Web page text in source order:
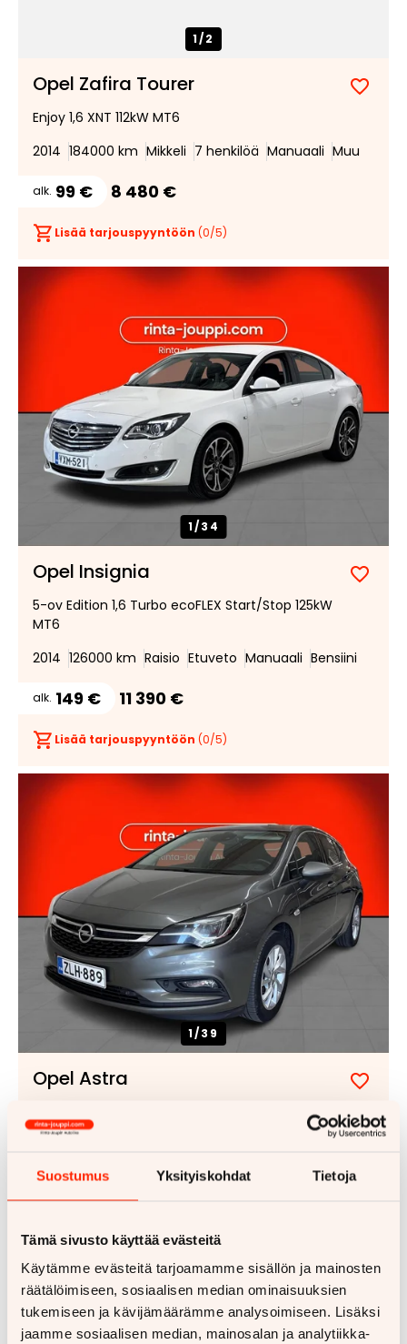
Suostumus Yksityiskohdat Tietoja
Tämä sivusto käyttää evästeitä
Käytämme evästeitä tarjoamamme sisällön ja mainosten
räätälöimiseen, sosiaalisen median ominaisuuksien
tukemiseen ja kävijämäärämme analysoimiseen. Lisäksi
jaamme sosiaalisen median, mainosalan ja analytiikka-
1/2
Opel Zafira Tourer
Lisää
Enjoy 1,6 XNT 112kW MT6
2014 184000 km Mikkeli 7 henkilöä Manuaali Muu
alk. 99 € 8 480 €
Lisää tarjouspyyntöön (0/5)
1/34
Opel Insignia
Lisää
5-ov Edition 1,6 Turbo ecoFLEX Start/Stop 125kW
MT6
2014 126000 km Raisio Etuveto Manuaali Bensiini
alk. 149 € 11 390 €
Lisää tarjouspyyntöön (0/5)
1/39
Opel Astra
Lisää
5-ov Innovation 1,4 Turbo Start/Stop 110kW AT6
alk. 99 € 8 990 €
Lisää tarjouspyyntöön(0/5)